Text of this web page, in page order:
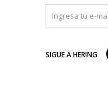
SIGUE A HERING